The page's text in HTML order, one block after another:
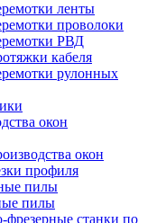
ленты
проволоки
РВД
кабеля
рулонных
окон
окон
профиля
пилы
пилы
фрезерные станки по